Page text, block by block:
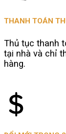
THANH TOÁN
Thủ tục thanh
tại nhà và chỉ
hàng.